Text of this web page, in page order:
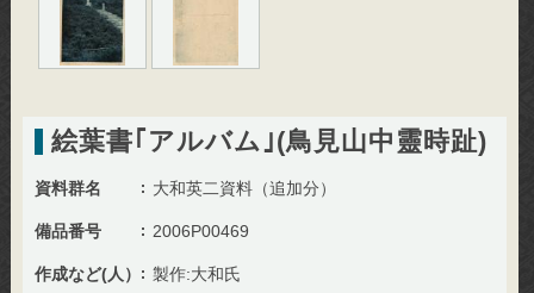
絵葉書｢アルバム｣(鳥見山中靈時趾)
資料群名 大和英二資料（追加分）
備品番号 2006P00469
作成など(人） 製作:大和氏